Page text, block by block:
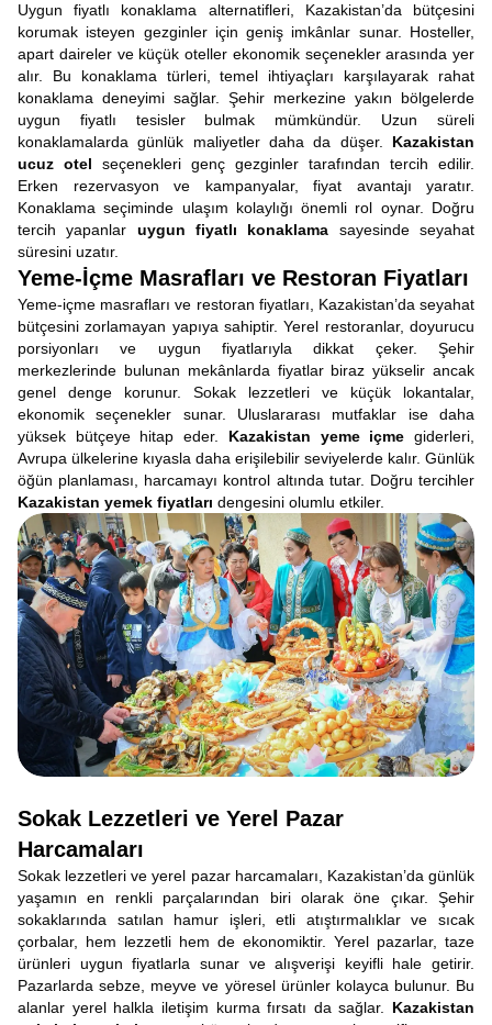
Uygun fiyatlı konaklama alternatifleri, Kazakistan’da bütçesini
korumak isteyen gezginler için geniş imkânlar sunar. Hosteller,
apart daireler ve küçük oteller ekonomik seçenekler arasında yer
alır. Bu konaklama türleri, temel ihtiyaçları karşılayarak rahat
konaklama deneyimi sağlar. Şehir merkezine yakın bölgelerde
uygun fiyatlı tesisler bulmak mümkündür. Uzun süreli
konaklamalarda günlük maliyetler daha da düşer. Kazakistan
ucuz otel seçenekleri genç gezginler tarafından tercih edilir.
Erken rezervasyon ve kampanyalar, fiyat avantajı yaratır.
Konaklama seçiminde ulaşım kolaylığı önemli rol oynar. Doğru
tercih yapanlar uygun fiyatlı konaklama sayesinde seyahat
süresini uzatır.
Yeme-İçme Masrafları ve Restoran Fiyatları
Yeme-içme masrafları ve restoran fiyatları, Kazakistan’da seyahat
bütçesini zorlamayan yapıya sahiptir. Yerel restoranlar, doyurucu
porsiyonları ve uygun fiyatlarıyla dikkat çeker. Şehir
merkezlerinde bulunan mekânlarda fiyatlar biraz yükselir ancak
genel denge korunur. Sokak lezzetleri ve küçük lokantalar,
ekonomik seçenekler sunar. Uluslararası mutfaklar ise daha
yüksek bütçeye hitap eder. Kazakistan yeme içme giderleri,
Avrupa ülkelerine kıyasla daha erişilebilir seviyelerde kalır. Günlük
öğün planlaması, harcamayı kontrol altında tutar. Doğru tercihler
Kazakistan yemek fiyatları dengesini olumlu etkiler.
Sokak Lezzetleri ve Yerel Pazar
Harcamaları
Sokak lezzetleri ve yerel pazar harcamaları, Kazakistan’da günlük
yaşamın en renkli parçalarından biri olarak öne çıkar. Şehir
sokaklarında satılan hamur işleri, etli atıştırmalıklar ve sıcak
çorbalar, hem lezzetli hem de ekonomiktir. Yerel pazarlar, taze
ürünleri uygun fiyatlarla sunar ve alışverişi keyifli hale getirir.
Pazarlarda sebze, meyve ve yöresel ürünler kolayca bulunur. Bu
alanlar yerel halkla iletişim kurma fırsatı da sağlar. Kazakistan